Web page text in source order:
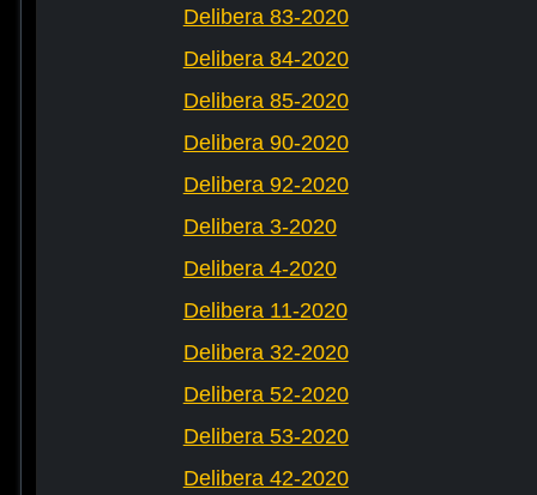
Delibera 83-2020
Delibera 84-2020
Delibera 85-2020
Delibera 90-2020
Delibera 92-2020
Delibera 3-2020
Delibera 4-2020
Delibera 11-2020
Delibera 32-2020
Delibera 52-2020
Delibera 53-2020
Delibera 42-2020